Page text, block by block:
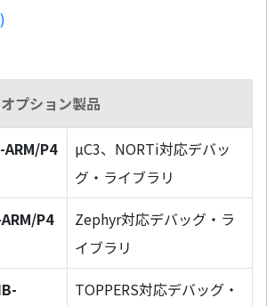
プション製品
P4
µC3、NORTi対応デバッ
グ・ライブラリ
P4
Zephyr対応デバッグ・ラ
イブラリ
TOPPERS対応デバッグ・